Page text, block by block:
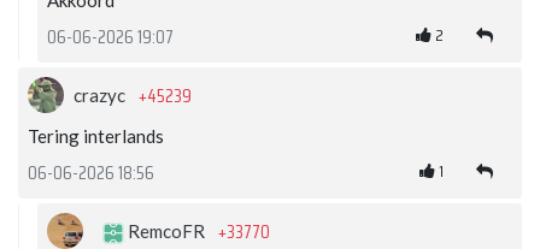
06-06-2026 19:07 2
crazyc +45239
Tering interlands
06-06-2026 18:56 1
RemcoFR +33770